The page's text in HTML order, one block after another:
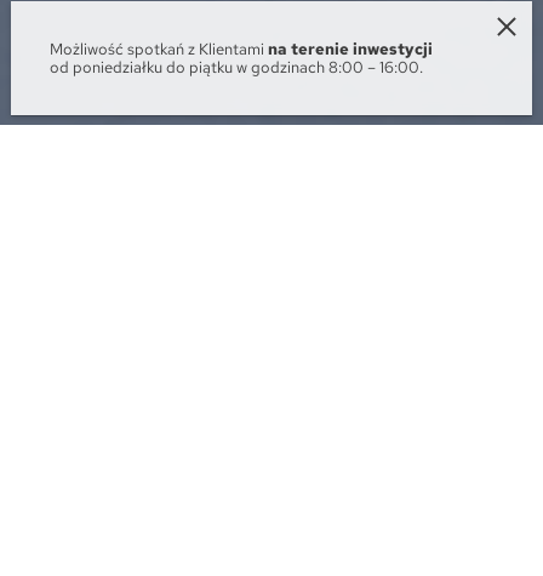
Możliwość spotkań z Klientami na terenie inwestycji
od poniedziałku do piątku w godzinach 8:00 – 16:00.